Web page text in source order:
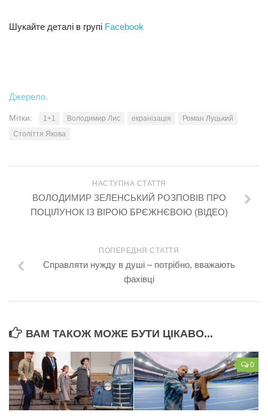
Шукайте деталі в групі Facebook
Джерело.
Мітки: 1+1 Володимир Лис екранізація
Роман Луцький
Століття Якова
НАСТУПНА СТАТТЯ
ВОЛОДИМИР ЗЕЛЕНСЬКИЙ РОЗПОВІВ ПРО
ПОЦІЛУНОК ІЗ ВІРОЮ БРЄЖНЄВОЮ (ВІДЕО)
ПОПЕРЕДНЯ СТАТТЯ
Справляти нужду в душі – потрібно, вважають
фахівці
ВАМ ТАКОЖ МОЖЕ БУТИ ЦІКАВО...
0